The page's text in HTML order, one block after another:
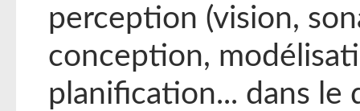
perception (vision,
conception,
planification... dans le